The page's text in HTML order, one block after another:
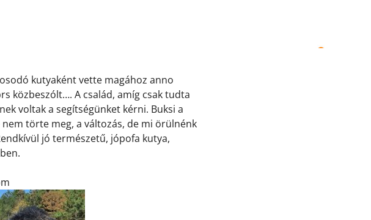
kutyaként vette magához anno
közbeszólt…. A család, amíg csak tudta
voltak a segítségünket kérni. Buksi a
törte meg, a változás, de mi örülnénk
jó természetű, jópofa kutya,